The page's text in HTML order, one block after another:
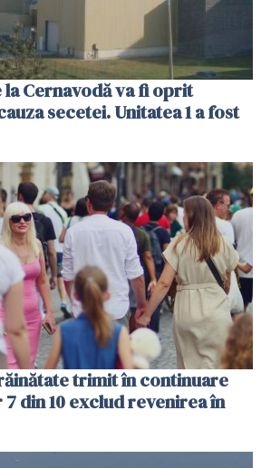
Cernavodă va fi oprit
secetei. Unitatea 1 a fost
trimit în continuare
7 din 10 exclud revenirea în